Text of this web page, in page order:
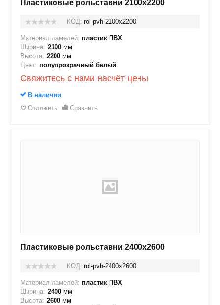
Пластиковые рольставни 2100x2200
КОД: rol-pvh-2100x2200
Материал ламелей: пластик ПВХ
Ширина: 2100 мм
Высота: 2200 мм
Цвет: полупрозрачный белый
Свяжитесь с нами насчёт цены
В наличии
Отложить
Сравнить
Пластиковые рольставни 2400x2600
КОД: rol-pvh-2400x2600
Материал ламелей: пластик ПВХ
Ширина: 2400 мм
Высота: 2600 мм